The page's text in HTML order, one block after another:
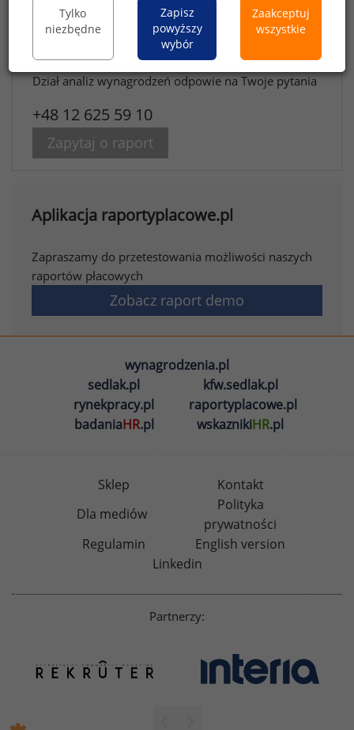
Potrzebujesz więcej informacji?
Dział analiz wynagrodzeń odpowie na Twoje pytania
+48 12 625 59 10
Zapytaj o raport
Aplikacja raportyplacowe.pl
Zapraszamy do przetestowania możliwości naszych
raportów płacowych
Zobacz raport demo
wynagrodzenia.pl
sedlak.pl
kfw.sedlak.pl
rynekpracy.pl
raportyplacowe.pl
badaniaHR.pl wskaznikiHR.pl
Sklep
Kontakt
Dla mediów
Polityka
prywatności
Regulamin
English version
Linkedin
Partnerzy:
Tylko
niezbędne
Zapisz
powyższy
wybór
Zaakceptuj
wszystkie